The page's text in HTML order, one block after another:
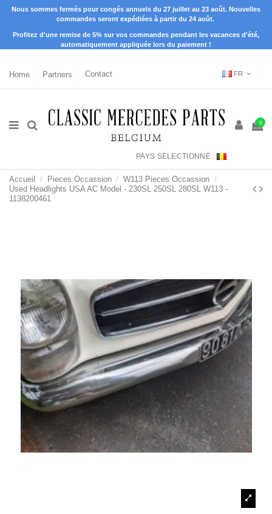
Nous sommes fermés pour congés annuels du 27 juillet au 23 août. Nouvelles
commandes seront expédiées à partir du 24 août.
Profitez d'une remise de 5% sur vos commandes pendant les vacances d'été,
automatiquement appliquée lors du paiement !
Home Partners Contact FR
0
PAYS SÉLECTIONNÉ :
Accueil Pieces Occassion
W113 Pieces Occassion
Used Headlights USA AC Model - 230SL 250SL 280SL W113 -
1138200461